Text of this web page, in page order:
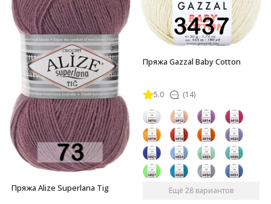
Пряжа Alize Superlana Tig
Пряжа Gazzal Baby Cotton
5.0 (14)
Ещё 28 вариантов